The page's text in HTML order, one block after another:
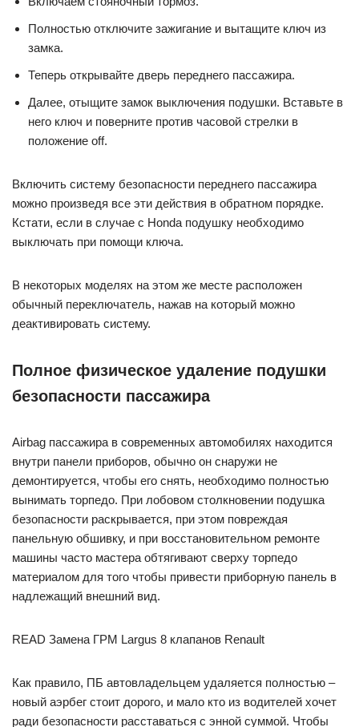
Полностью отключите зажигание и вытащите ключ из
замка.
Теперь открывайте дверь переднего пассажира.
Далее, отыщите замок выключения подушки. Вставьте в
него ключ и поверните против часовой стрелки в
положение off.
Включить систему безопасности переднего пассажира
можно произведя все эти действия в обратном порядке.
Кстати, если в случае с Honda подушку необходимо
выключать при помощи ключа.
В некоторых моделях на этом же месте расположен
обычный переключатель, нажав на который можно
деактивировать систему.
Полное физическое удаление подушки
безопасности пассажира
Airbag пассажира в современных автомобилях находится
внутри панели приборов, обычно он снаружи не
демонтируется, чтобы его снять, необходимо полностью
вынимать торпедо. При лобовом столкновении подушка
безопасности раскрывается, при этом повреждая
панельную обшивку, и при восстановительном ремонте
машины часто мастера обтягивают сверху торпедо
материалом для того чтобы привести приборную панель в
надлежащий внешний вид.
READ Замена ГРМ Largus 8 клапанов Renault
Как правило, ПБ автовладельцем удаляется полностью –
новый аэрбег стоит дорого, и мало кто из водителей хочет
ради безопасности расставаться с энной суммой. Чтобы